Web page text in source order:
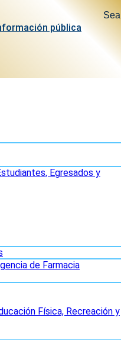
pública
Egresados y
de Farmacia
Física, Recreación y